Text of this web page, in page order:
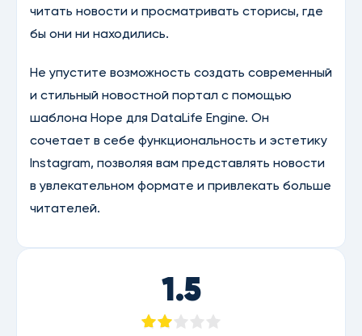
читать новости и просматривать сторисы, где
бы они ни находились.
Не упустите возможность создать современный
и стильный новостной портал с помощью
шаблона Hope для DataLife Engine. Он
сочетает в себе функциональность и эстетику
Instagram, позволяя вам представлять новости
в увлекательном формате и привлекать больше
читателей.
1.5